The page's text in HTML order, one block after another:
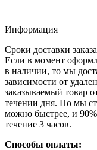
Информация
Сроки доставки
Если в момент
в наличии, то мы
зависимости от
заказываемый товар
течении дня. Но мы
можно быстрее, и 90%
течение 3 часов.
Способы оплаты: